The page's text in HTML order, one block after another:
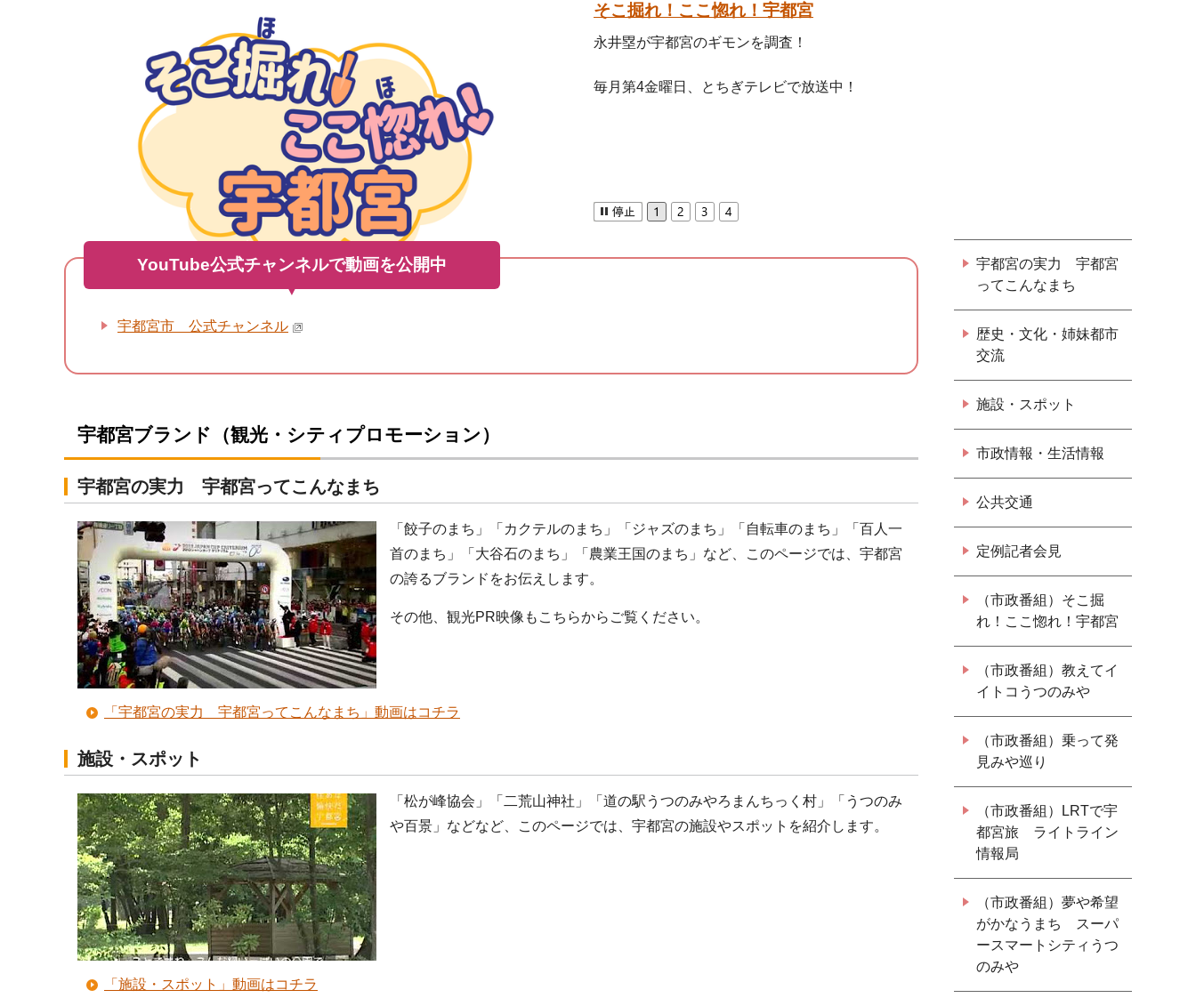
そこ掘れ！ここ惚れ！宇都宮
永井塁が宇都宮のギモンを調査！
毎月第4金曜日、とちぎテレビで放送中！
YouTube公式チャンネルで動画を公開中
宇都宮市 公式チャンネル
宇都宮ブランド（観光・シティプロモーション）
宇都宮の実力 宇都宮ってこんなまち
「餃子のまち」「カクテルのまち」「ジャズのまち」「自転車のまち」「百人一
首のまち」「大谷石のまち」「農業王国のまち」など、このページでは、宇都宮
の誇るブランドをお伝えします。
その他、観光PR映像もこちらからご覧ください。
「宇都宮の実力 宇都宮ってこんなまち」動画はコチラ
施設・スポット
「松が峰協会」「二荒山神社」「道の駅うつのみやろまんちっく村」「うつのみ
や百景」などなど、このページでは、宇都宮の施設やスポットを紹介します。
「施設・スポット」動画はコチラ
宇都宮の実力 宇都宮
ってこんなまち
歴史・文化・姉妹都市
交流
施設・スポット
市政情報・生活情報
公共交通
定例記者会見
（市政番組）そこ掘
れ！ここ惚れ！宇都宮
（市政番組）教えてイ
イトコうつのみや
（市政番組）乗って発
見みや巡り
（市政番組）LRTで宇
都宮旅 ライトライン
情報局
（市政番組）夢や希望
がかなうまち スーパ
ースマートシティうつ
のみや